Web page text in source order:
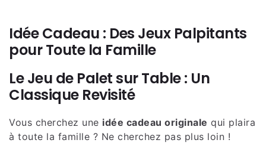
Idée Cadeau : Des Jeux Palpitants
pour Toute la Famille
Le Jeu de Palet sur Table : Un
Classique Revisité
Vous cherchez une idée cadeau originale qui plaira
à toute la famille ? Ne cherchez pas plus loin !